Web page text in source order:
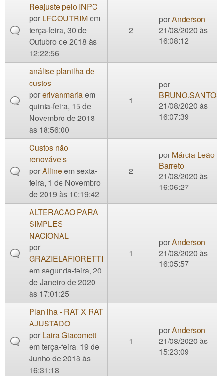
Reajuste pelo INPC
por LFCOUTRIMem
terça-feira, 30 de
Outubro de 2018 às
12:22:56
2
porAnderson
21/08/2020 às
16:08:12
análise planilha de
custos
porerivanmariaem
quinta-feira, 15 de
Novembro de 2018
às 18:56:00
1
por
21/08/2020 às
16:07:39
Custos não
renováveis
porAllineem sexta-
feira, 1 de Novembro
de 2019 às 10:19:42
2
por Márcia Leão
Barreto
21/08/2020 às
16:06:27
ALTERACAO PARA
SIMPLES
NACIONAL
por
GRAZIELAFIORETTI
em segunda-feira, 20
de Janeiro de 2020
às 17:01:25
1
porAnderson
21/08/2020 às
16:05:57
Planilha - RAT X RAT
AJUSTADO
por Laira Giacomett
em terça-feira, 19 de
Junho de 2018 às
16:31:18
1
porAnderson
21/08/2020 às
15:23:09